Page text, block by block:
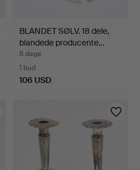
BLANDET SØLV. 18 dele,
blandede producente…
6 dage
1 bud
106 USD